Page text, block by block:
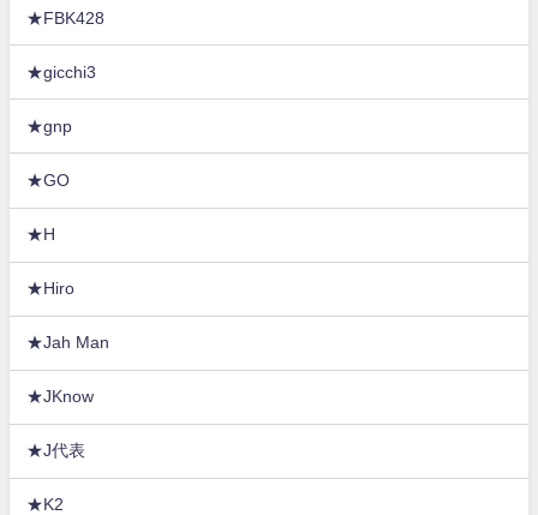
★FBK428
★gicchi3
★gnp
★GO
★H
★Hiro
★Jah Man
★JKnow
★J代表
★K2